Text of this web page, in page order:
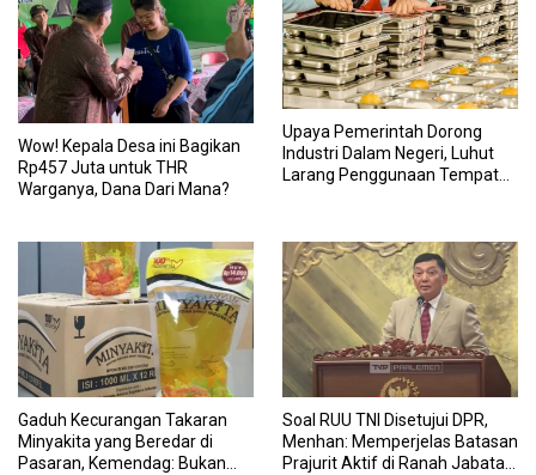
Wow! Kepala Desa ini Bagikan
Rp457 Juta untuk THR
Warganya, Dana Dari Mana?
Upaya Pemerintah Dorong
Industri Dalam Negeri, Luhut
Larang Penggunaan Tempat
Gaduh Kecurangan Takaran
Minyakita yang Beredar di
Pasaran, Kemendag: Bukan
Soal RUU TNI Disetujui DPR,
Menhan: Memperjelas Batasan
Prajurit Aktif di Ranah Jabatan